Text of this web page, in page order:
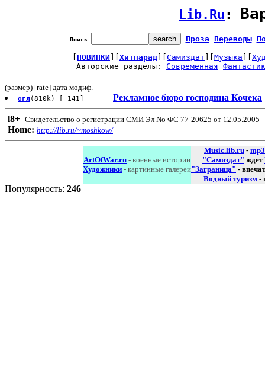
Lib.Ru :
Поиск: Проза Переводы
НОВИНКИ Хитпарад Самиздат Музыка
Авторские разделы: Современная
(размер) [rate] дата модиф.
огл (810k) [ 141] Рекламное бюро господина Кочека
l8+ Свидетельство о регистрации СМИ Эл No ФС 77-20625 от 12.05.2005
Home: http://lib.ru/~moshkow/
ArtOfWar.ru - военные истории
Художники - картинные галереи
Music.lib.ru - mp3
"Самиздат" ждет
"Заграница" -
Водный туризм -
Популярность: 246